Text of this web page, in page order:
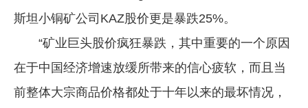
斯坦小铜矿公司KAZ股价更是暴跌25%。
“矿业巨头股价疯狂暴跌，其中重要的一个原因
在于中国经济增速放缓所带来的信心疲软，而且当
前整体大宗商品价格都处于十年以来的最坏情况，